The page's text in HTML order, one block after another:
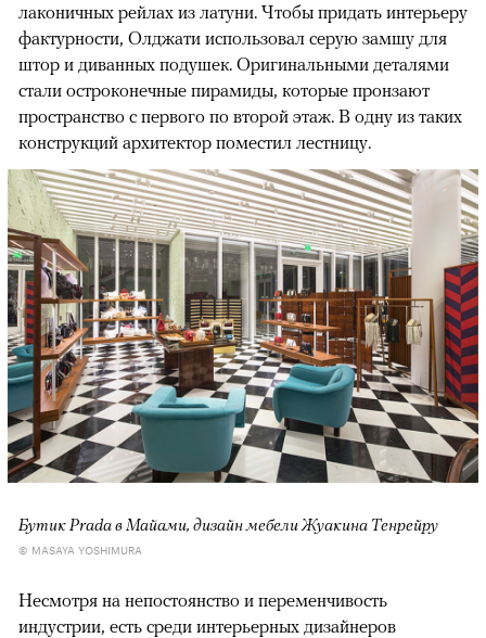
лаконичных рейлах из латуни. Чтобы придать интерьеру
фактурности, Олджати использовал серую замшу для
штор и диванных подушек. Оригинальными деталями
стали остроконечные пирамиды, которые пронзают
пространство с первого по второй этаж. В одну из таких
конструкций архитектор поместил лестницу.
Бутик Prada в Майами, дизайн мебели Жуакина Тенрейру
© MASAYA YOSHIMURA
Несмотря на непостоянство и переменчивость
индустрии, есть среди интерьерных дизайнеров